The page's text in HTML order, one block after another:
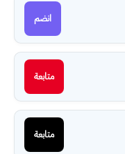
انضم
متابعة
متابعة